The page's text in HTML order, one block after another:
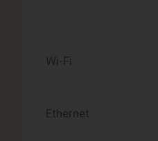
Wi-Fi
Ethernet